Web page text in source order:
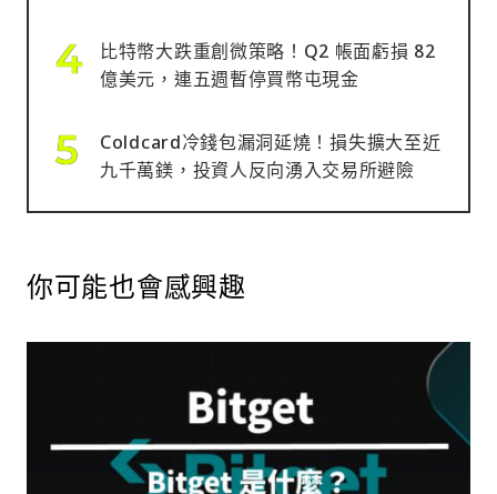
比特幣大跌重創微策略！Q2 帳面虧損 82
億美元，連五週暫停買幣屯現金
Coldcard冷錢包漏洞延燒！損失擴大至近
九千萬鎂，投資人反向湧入交易所避險
你可能也會感興趣